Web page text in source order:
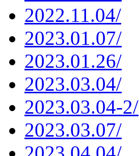
2022.11.04/
2023.01.07/
2023.01.26/
2023.03.04/
2023.03.04-2/
2023.03.07/